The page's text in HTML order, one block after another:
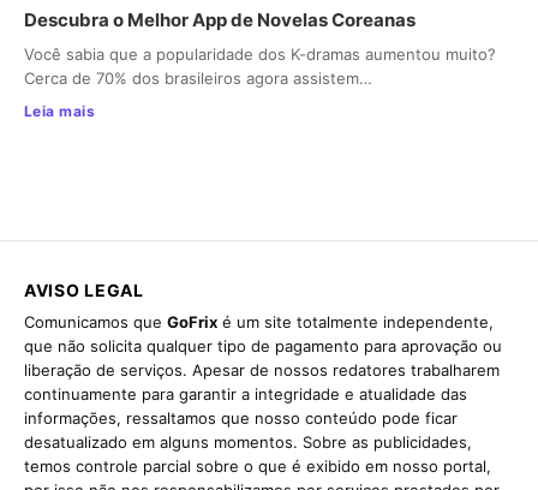
Descubra o Melhor App de Novelas Coreanas
Você sabia que a popularidade dos K-dramas aumentou muito?
Cerca de 70% dos brasileiros agora assistem…
Leia mais
AVISO LEGAL
Comunicamos que GoFrix é um site totalmente independente,
que não solicita qualquer tipo de pagamento para aprovação ou
liberação de serviços. Apesar de nossos redatores trabalharem
continuamente para garantir a integridade e atualidade das
informações, ressaltamos que nosso conteúdo pode ficar
desatualizado em alguns momentos. Sobre as publicidades,
temos controle parcial sobre o que é exibido em nosso portal,